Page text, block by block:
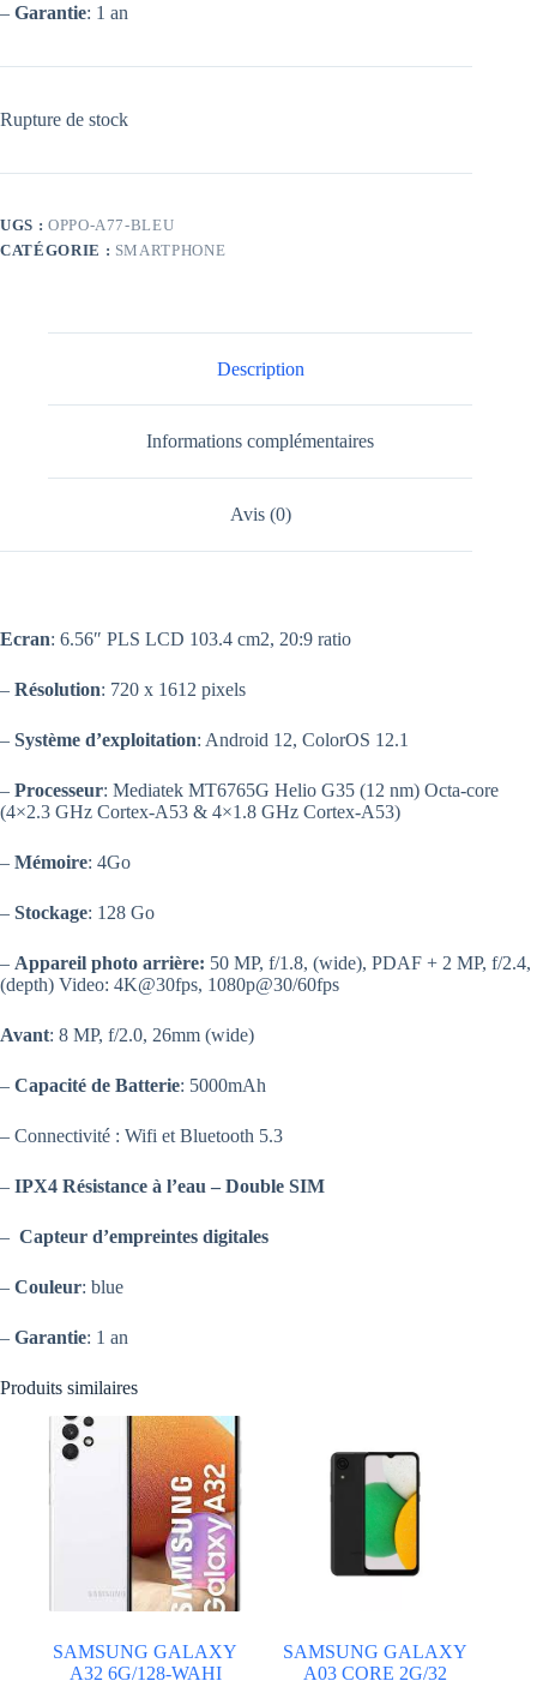
– Garantie: 1 an
Rupture de stock
UGS : OPPO-A77-BLEU
CATÉGORIE : SMARTPHONE
Description
Informations complémentaires
Avis (0)
Ecran: 6.56″ PLS LCD 103.4 cm2, 20:9 ratio
– Résolution: 720 x 1612 pixels
– Système d’exploitation: Android 12, ColorOS 12.1
– Processeur: Mediatek MT6765G Helio G35 (12 nm) Octa-core
(4×2.3 GHz Cortex-A53 & 4×1.8 GHz Cortex-A53)
– Mémoire: 4Go
– Stockage: 128 Go
– Appareil photo arrière: 50 MP, f/1.8, (wide), PDAF + 2 MP, f/2.4,
(depth) Video: 4K@30fps, 1080p@30/60fps
Avant: 8 MP, f/2.0, 26mm (wide)
– Capacité de Batterie: 5000mAh
– Connectivité : Wifi et Bluetooth 5.3
– IPX4 Résistance à l’eau – Double SIM
– Capteur d’empreintes digitales
– Couleur: blue
– Garantie: 1 an
Produits similaires
SAMSUNG GALAXY
A32 6G/128-WAHI
SAMSUNG GALAXY
A03 CORE 2G/32